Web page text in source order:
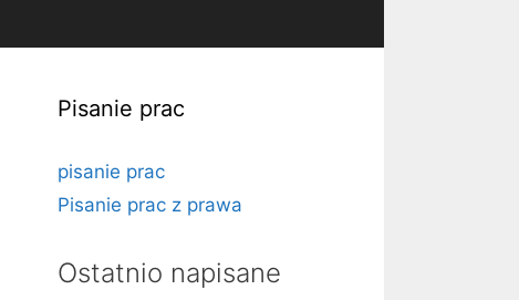
Pisanie prac
pisanie prac
Pisanie prac z prawa
Ostatnio napisane